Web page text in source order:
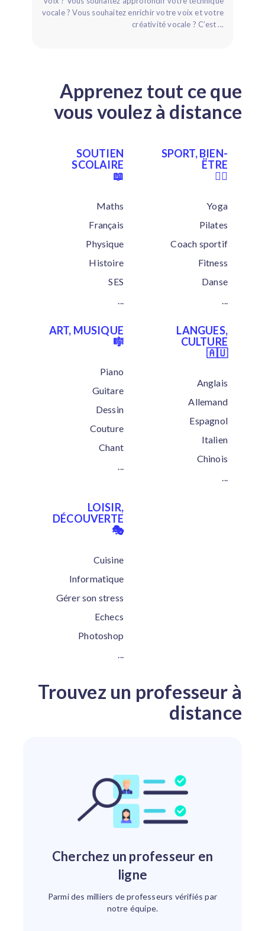
vocale ? Vous souhaitez enrichir votre voix et votre
créativité vocale ? C’est ...
Apprenez tout ce que
vous voulez à distance
SOUTIEN
SCOLAIRE
📖
Maths
Français
Physique
Histoire
SES
...
SPORT, BIEN-
ËTRE
🏋‍♂
Yoga
Pilates
Coach sportif
Fitness
Danse
...
ART, MUSIQUE
🎼
Piano
Guitare
Dessin
Couture
Chant
...
LANGUES,
CULTURE
🇦🇺
Anglais
Allemand
Espagnol
Italien
Chinois
...
LOISIR,
DÉCOUVERTE
🎭
Cuisine
Informatique
Gérer son stress
Echecs
Photoshop
...
Trouvez un professeur à
distance
Cherchez un professeur en
ligne
Parmi des milliers de professeurs vérifiés par
notre équipe.